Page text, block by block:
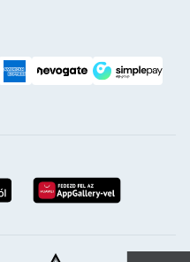
play-röl
letöltés az app-store-ból
letöltés